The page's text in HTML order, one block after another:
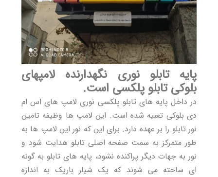
پایه تابلو نوری نگهدارنده لامپهای
بلوکی تابلو پلکسی است.
در داخل پایه های تابلو پلکسی نوری لامپ های اس ام
دی بلوکی تعبیه شده است. این لامپ ها وظیفه تامین
نور تابلو را بر عهده دارد. برای این که نور این لامپ ها به
طور متمرکز به سمت صفحه اصلی تابلو هدایت شود و
نور به جهات دیگر پراکنده نشود، پایه های تابلو به گونه
ای ساخته می شوند که یک شیار باریک به اندازه